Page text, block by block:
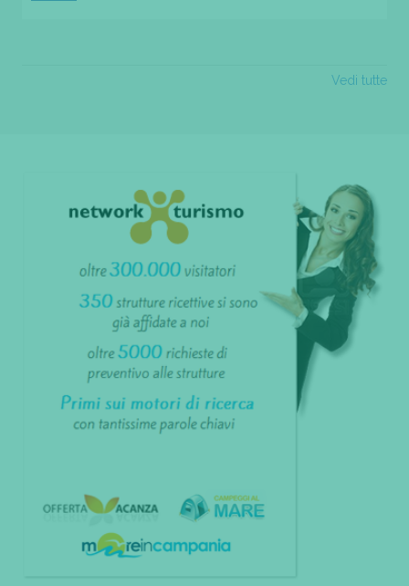
Vedi tutte